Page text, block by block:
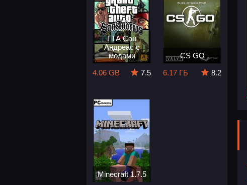
ГТА Сан
Андреас с
модами
4.06 GB
7.5
CS GO
6.17 ГБ
8.2
Minecraft 1.7.5